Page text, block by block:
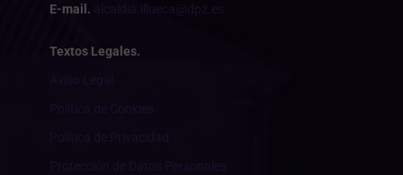
E-mail. alcaldia.illueca@dpz.es
Textos Legales.
Aviso Legal
Política de Cookies
Política de Privacidad
Protección de Datos Personales